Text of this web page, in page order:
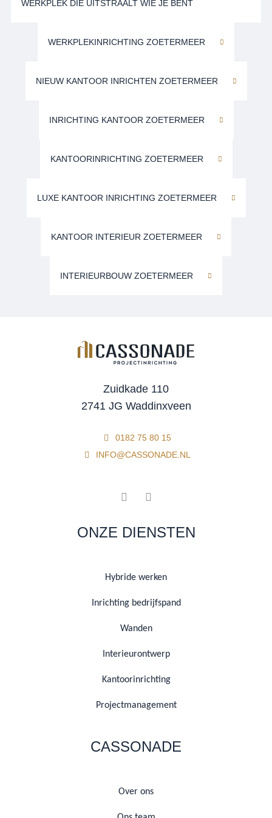
WERKPLEK DIE UITSTRAALT WIE JE BENT
WERKPLEKINRICHTING ZOETERMEER
NIEUW KANTOOR INRICHTEN ZOETERMEER
INRICHTING KANTOOR ZOETERMEER
KANTOORINRICHTING ZOETERMEER
LUXE KANTOOR INRICHTING ZOETERMEER
KANTOOR INTERIEUR ZOETERMEER
INTERIEURBOUW ZOETERMEER
Zuidkade 110
2741 JG Waddinxveen
0182 75 80 15
INFO@CASSONADE.NL
ONZE DIENSTEN
Hybride werken
Inrichting bedrijfspand
Wanden
Interieurontwerp
Kantoorinrichting
Projectmanagement
CASSONADE
Over ons